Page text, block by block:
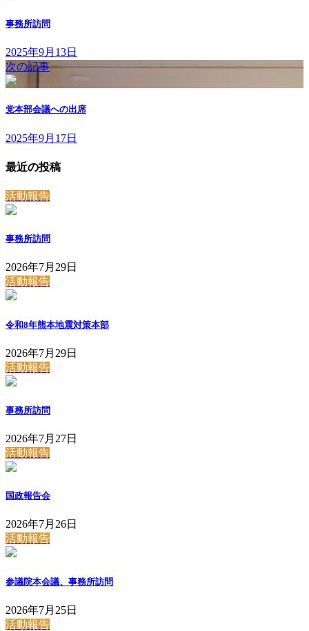
事務所訪問
2025年9月13日
次の記事
党本部会議への出席
2025年9月17日
最近の投稿
活動報告
事務所訪問
2026年7月29日
活動報告
令和8年熊本地震対策本部
2026年7月29日
活動報告
事務所訪問
2026年7月27日
活動報告
国政報告会
2026年7月26日
活動報告
参議院本会議、事務所訪問
2026年7月25日
活動報告